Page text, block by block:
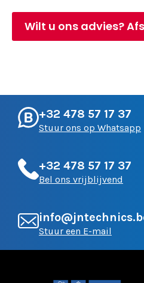
Wilt u ons advies?
+32 478 57 17 37
Stuur ons op Whatsapp
+32 478 57 17 37
Bel ons vrijblijvend
Stuur een E-mail